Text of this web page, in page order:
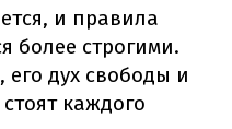
и правила
более строгими.
его дух свободы и
каждого